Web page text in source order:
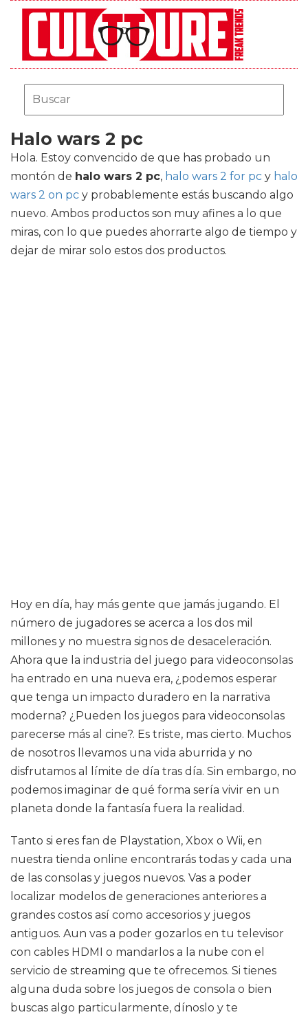
Halo wars 2 pc
Hola. Estoy convencido de que has probado un
montón de halo wars 2 pc, halo wars 2 for pc y halo
wars 2 on pc y probablemente estás buscando algo
nuevo. Ambos productos son muy afines a lo que
miras, con lo que puedes ahorrarte algo de tiempo y
dejar de mirar solo estos dos productos.
Hoy en día, hay más gente que jamás jugando. El
número de jugadores se acerca a los dos mil
millones y no muestra signos de desaceleración.
Ahora que la industria del juego para videoconsolas
ha entrado en una nueva era, ¿podemos esperar
que tenga un impacto duradero en la narrativa
moderna? ¿Pueden los juegos para videoconsolas
parecerse más al cine?. Es triste, mas cierto. Muchos
de nosotros llevamos una vida aburrida y no
disfrutamos al límite de día tras día. Sin embargo, no
podemos imaginar de qué forma sería vivir en un
planeta donde la fantasía fuera la realidad.
Tanto si eres fan de Playstation, Xbox o Wii, en
nuestra tienda online encontrarás todas y cada una
de las consolas y juegos nuevos. Vas a poder
localizar modelos de generaciones anteriores a
grandes costos así como accesorios y juegos
antiguos. Aun vas a poder gozarlos en tu televisor
con cables HDMI o mandarlos a la nube con el
servicio de streaming que te ofrecemos. Si tienes
alguna duda sobre los juegos de consola o bien
buscas algo particularmente, dínoslo y te